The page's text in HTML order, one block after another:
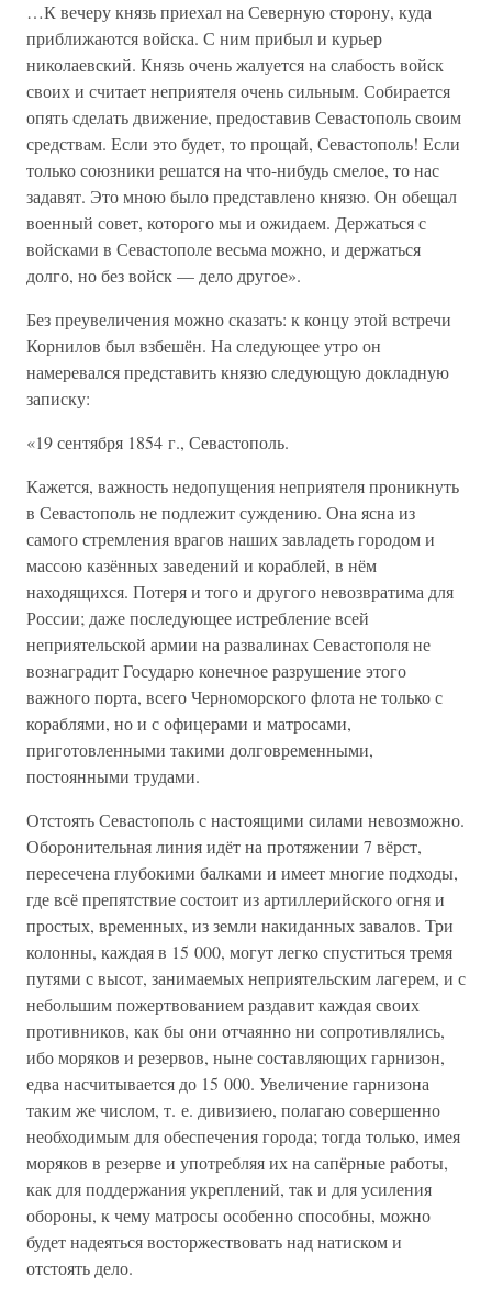
…К вечеру князь приехал на Северную сторону, куда
приближаются войска. С ним прибыл и курьер
николаевский. Князь очень жалуется на слабость войск
своих и считает неприятеля очень сильным. Собирается
опять сделать движение, предоставив Севастополь своим
средствам. Если это будет, то прощай, Севастополь! Если
только союзники решатся на что-нибудь смелое, то нас
задавят. Это мною было представлено князю. Он обещал
военный совет, которого мы и ожидаем. Держаться с
войсками в Севастополе весьма можно, и держаться
долго, но без войск — дело другое».
Без преувеличения можно сказать: к концу этой встречи
Корнилов был взбешён. На следующее утро он
намеревался представить князю следующую докладную
записку:
«19 сентября 1854 г., Севастополь.
Кажется, важность недопущения неприятеля проникнуть
в Севастополь не подлежит суждению. Она ясна из
самого стремления врагов наших завладеть городом и
массою казённых заведений и кораблей, в нём
находящихся. Потеря и того и другого невозвратима для
России; даже последующее истребление всей
неприятельской армии на развалинах Севастополя не
вознаградит Государю конечное разрушение этого
важного порта, всего Черноморского флота не только с
кораблями, но и с офицерами и матросами,
приготовленными такими долговременными,
постоянными трудами.
Отстоять Севастополь с настоящими силами невозможно.
Оборонительная линия идёт на протяжении 7 вёрст,
пересечена глубокими балками и имеет многие подходы,
где всё препятствие состоит из артиллерийского огня и
простых, временных, из земли накиданных завалов. Три
колонны, каждая в 15 000, могут легко спуститься тремя
путями с высот, занимаемых неприятельским лагерем, и с
небольшим пожертвованием раздавит каждая своих
противников, как бы они отчаянно ни сопротивлялись,
ибо моряков и резервов, ныне составляющих гарнизон,
едва насчитывается до 15 000. Увеличение гарнизона
таким же числом, т. е. дивизиею, полагаю совершенно
необходимым для обеспечения города; тогда только, имея
моряков в резерве и употребляя их на сапёрные работы,
как для поддержания укреплений, так и для усиления
обороны, к чему матросы особенно способны, можно
будет надеяться восторжествовать над натиском и
отстоять дело.